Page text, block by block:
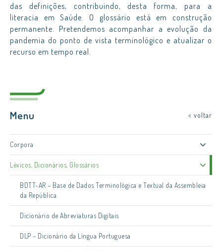
das definições, contribuindo, desta forma, para a
literacia em Saúde. O glossário está em construção
permanente. Pretendemos acompanhar a evolução da
pandemia do ponto de vista terminológico e atualizar o
recurso em tempo real.
Menu < voltar
Corpora
Léxicos, Dicionários, Glossários
BDTT-AR – Base de Dados Terminológica e Textual da Assembleia
da República
Dicionário de Abreviaturas Digitais
DLP – Dicionário da Língua Portuguesa